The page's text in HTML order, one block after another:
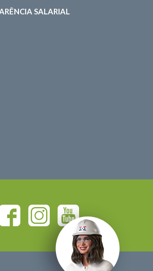
SALARIAL
Facebook Instagram